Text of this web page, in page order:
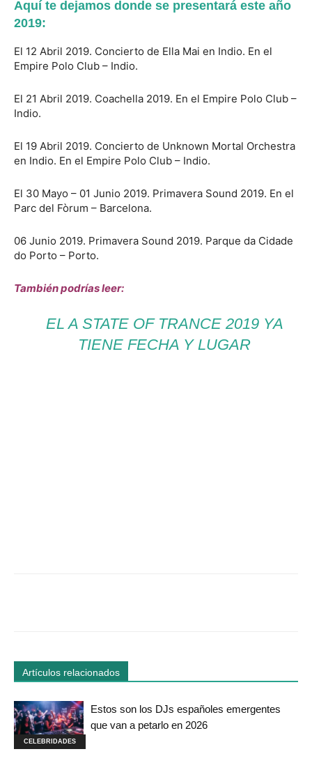
Aquí te dejamos donde se presentará este año
2019:
El 12 Abril 2019. Concierto de Ella Mai en Indio. En el
Empire Polo Club – Indio.
El 21 Abril 2019. Coachella 2019. En el Empire Polo Club –
Indio.
El 19 Abril 2019. Concierto de Unknown Mortal Orchestra
en Indio. En el Empire Polo Club – Indio.
El 30 Mayo – 01 Junio 2019. Primavera Sound 2019. En el
Parc del Fòrum – Barcelona.
06 Junio 2019. Primavera Sound 2019. Parque da Cidade
do Porto – Porto.
También podrías leer:
EL A STATE OF TRANCE 2019 YA
TIENE FECHA Y LUGAR
Artículos relacionados
CELEBRIDADES
Estos son los DJs españoles emergentes
que van a petarlo en 2026